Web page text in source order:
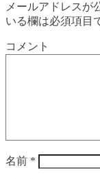
メールアドレスが
いる欄は必須項目
コメント
名前 *